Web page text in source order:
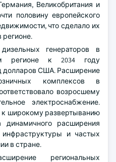
Великобритания и
половину европейского
что сделало их
генераторов в
регионе к 2034 году
долларов США. Расширение
комплексов в
возросшему
электроснабжение.
широкому развертыванию
динамичного расширения
инфраструктуры и частых
в стране.
региональных